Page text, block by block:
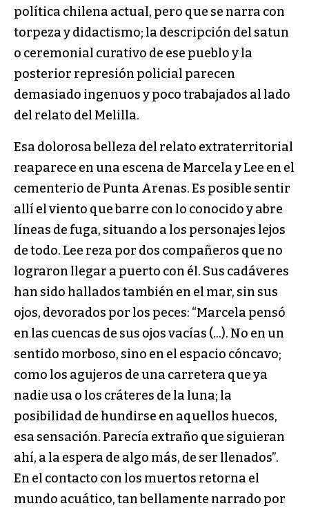
política chilena actual, pero que se narra con
torpeza y didactismo; la descripción del satun
o ceremonial curativo de ese pueblo y la
posterior represión policial parecen
demasiado ingenuos y poco trabajados al lado
del relato del Melilla.
Esa dolorosa belleza del relato extraterritorial
reaparece en una escena de Marcela y Lee en el
cementerio de Punta Arenas. Es posible sentir
allí el viento que barre con lo conocido y abre
líneas de fuga, situando a los personajes lejos
de todo. Lee reza por dos compañeros que no
lograron llegar a puerto con él. Sus cadáveres
han sido hallados también en el mar, sin sus
ojos, devorados por los peces: “Marcela pensó
en las cuencas de sus ojos vacías (…). No en un
sentido morboso, sino en el espacio cóncavo;
como los agujeros de una carretera que ya
nadie usa o los cráteres de la luna; la
posibilidad de hundirse en aquellos huecos,
esa sensación. Parecía extraño que siguieran
ahí, a la espera de algo más, de ser llenados”.
En el contacto con los muertos retorna el
mundo acuático, tan bellamente narrado por